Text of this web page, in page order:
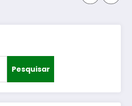
Pesquisar